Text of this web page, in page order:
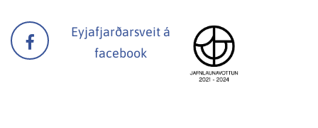
Eyjafjarðarsveit á
facebook